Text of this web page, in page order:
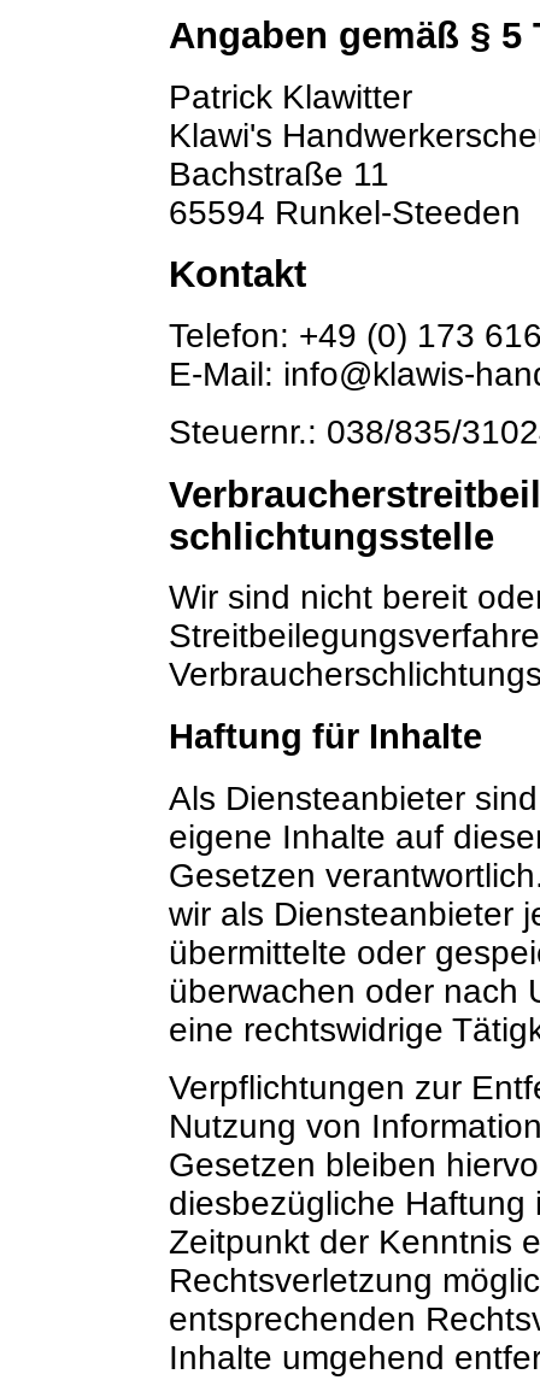
Angaben gemäß § 5
Patrick Klawitter
Klawi's
Bachstraße 11
65594 Runkel-Steeden
Kontakt
Telefon: +49 (0) 173
E-Mail: info@klawis-
Steuernr.: 038/835/
schlichtungs­stelle
Wir sind nicht bereit
Haftung für Inhalte
Als Diensteanbieter
eigene Inhalte auf
Gesetzen
wir als Diensteanbieter
übermittelte oder
überwachen oder nach
eine rechtswidrige
Verpflichtungen zur
Nutzung von
Gesetzen bleiben
diesbezügliche
Zeitpunkt der Kenntnis
Rechtsverletzung
entsprechenden
Inhalte umgehend